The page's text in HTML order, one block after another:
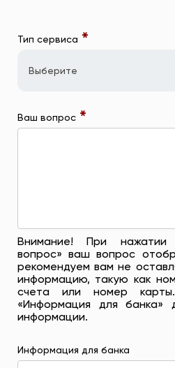
Тип сервиса *
Выберите
Ваш вопрос *
Внимание! При нажатии
вопрос» ваш вопрос
рекомендуем вам не
информацию, такую ​​как
счета или номер
«Информация для банка»
информации.
Информация для банка